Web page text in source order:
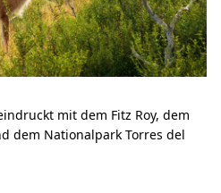
mit dem Fitz Roy, dem
dem Nationalpark Torres del